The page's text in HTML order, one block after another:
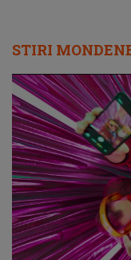
STIRI